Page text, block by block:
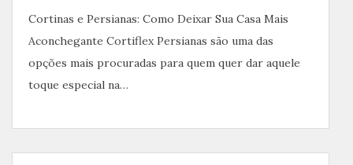
Cortinas e Persianas: Como Deixar Sua Casa Mais
Aconchegante Cortiflex Persianas são uma das
opções mais procuradas para quem quer dar aquele
toque especial na…